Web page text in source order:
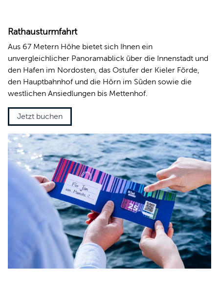
Rathausturmfahrt
Aus 67 Metern Höhe bietet sich Ihnen ein
unvergleichlicher Panoramablick über die Innenstadt und
den Hafen im Nordosten, das Ostufer der Kieler Förde,
den Hauptbahnhof und die Hörn im Süden sowie die
westlichen Ansiedlungen bis Mettenhof.
Jetzt buchen